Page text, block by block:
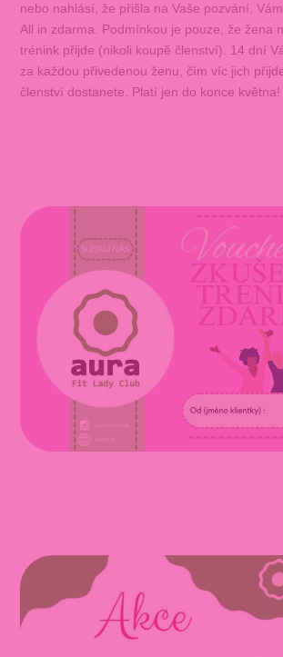
nebo nahlásí, že přišla na Vaše pozvání,
All in zdarma. Podmínkou je pouze, že žena
trénink přijde (nikoli koupě členství). 14 dní
za každou přivedenou ženu, čím víc jich
členství dostanete. Platí jen do konce května!